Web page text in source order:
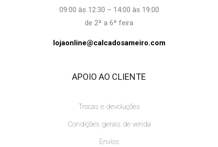
09:00 às 12:30 – 14:00 às 19:00
de 2ª a 6ª feira
lojaonline@calcadosameiro.com
APOIO AO CLIENTE
Trocas e devoluções
Condições gerais de venda
Envios